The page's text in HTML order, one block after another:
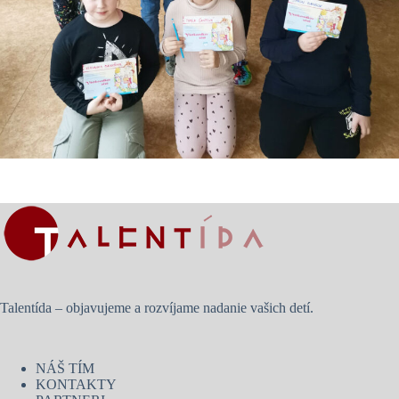
Talentída – objavujeme a rozvíjame nadanie vašich detí.
NÁŠ TÍM
KONTAKTY